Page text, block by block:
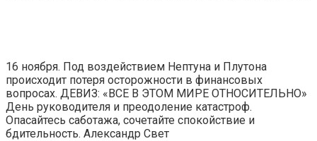
16 ноября. Под воздействием Нептуна и Плутона
происходит потеря осторожности в финансовых
вопросах. ДЕВИЗ: «ВСЕ В ЭТОМ МИРЕ ОТНОСИТЕЛЬНО»
День руководителя и преодоление катастроф.
Опасайтесь саботажа, сочетайте спокойствие и
бдительность. Александр Свет